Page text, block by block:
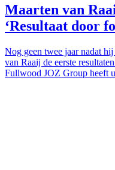
Maarten van
‘Resultaat door
Nog geen twee jaar nadat
van Raaij de eerste
Fullwood JOZ Group heeft